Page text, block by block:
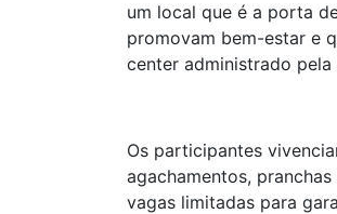
um local que é a porta
promovam bem-estar e
center administrado pela
Os participantes
agachamentos,
vagas limitadas para